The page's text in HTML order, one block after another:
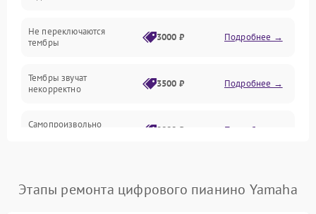
Аудио
Оптика
Не переключаются
тембры
3000 ₽ Подробнее →
Тембры звучат
некорректно
3500 ₽ Подробнее →
Самопроизвольно
2800 ₽ Подробнее →
Этапы ремонта цифрового пианино Yamaha